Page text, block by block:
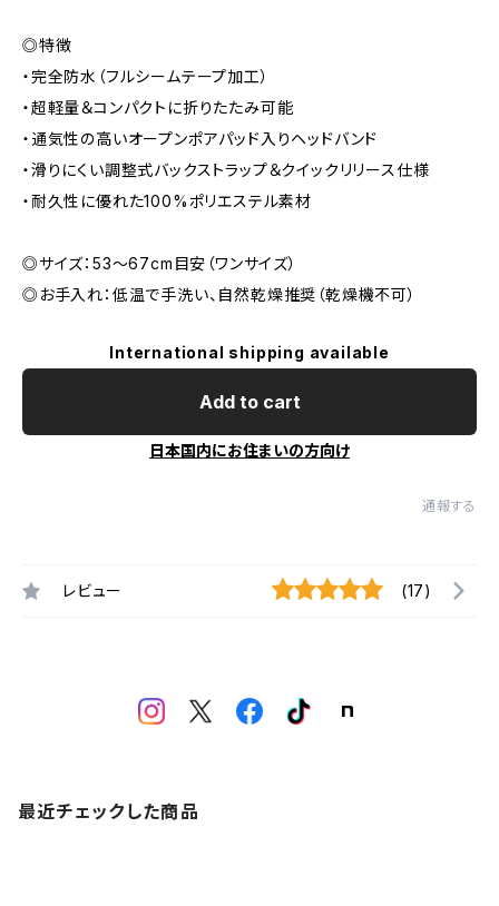
◎特徴
・完全防水（フルシームテープ加工）
・超軽量＆コンパクトに折りたたみ可能
・通気性の高いオープンポアパッド入りヘッドバンド
・滑りにくい調整式バックストラップ＆クイックリリース仕様
・耐久性に優れた100%ポリエステル素材
◎サイズ：53〜67cm目安（ワンサイズ）
◎お手入れ：低温で手洗い、自然乾燥推奨（乾燥機不可）
International shipping available
Add to cart
日本国内にお住まいの方向け
通報する
レビュー (17)
最近チェックした商品